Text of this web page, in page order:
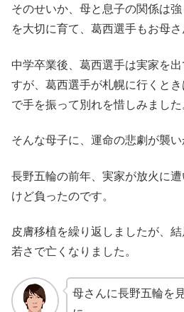
そのせいか、母と息子の関係は
を大切に育て、葛西選手もお母さ
中学卒業後、葛西選手は実家を
すが、葛西選手が札幌に行くと
で手を振って別れを惜しみました
そんな母子に、運命の悲劇が襲い
長野五輪の前年、実家が放火に
けど負ったのです。
皮膚移植を繰り返しましたが、
若さで亡くなりました。
母さんに長野五輪を